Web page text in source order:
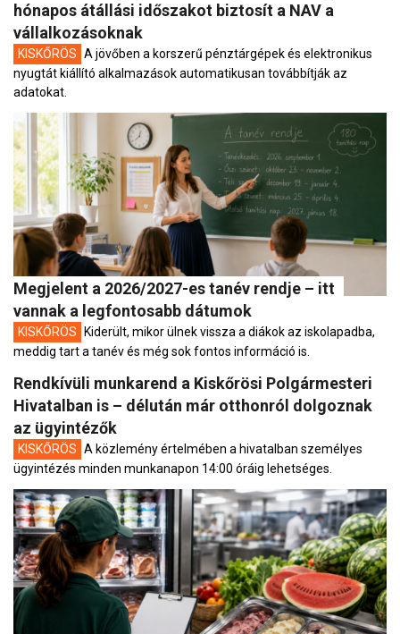
hónapos átállási időszakot biztosít a NAV a
vállalkozásoknak
KISKŐRÖS A jövőben a korszerű pénztárgépek és elektronikus
nyugtát kiállító alkalmazások automatikusan továbbítják az
adatokat.
Megjelent a 2026/2027-es tanév rendje – itt
vannak a legfontosabb dátumok
KISKŐRÖS
Kiderült, mikor ülnek vissza a diákok az iskolapadba,
meddig tart a tanév és még sok fontos információ is.
Rendkívüli munkarend a Kiskőrösi Polgármesteri
Hivatalban is – délután már otthonról dolgoznak
az ügyintézők
KISKŐRÖS A közlemény értelmében a hivatalban személyes
ügyintézés minden munkanapon 14:00 óráig lehetséges.